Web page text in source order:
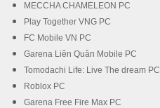
MECCHA CHAMELEON PC
Play Together VNG PC
FC Mobile VN PC
Garena Liên Quân Mobile PC
Tomodachi Life: Live The dream PC
Roblox PC
Garena Free Fire Max PC